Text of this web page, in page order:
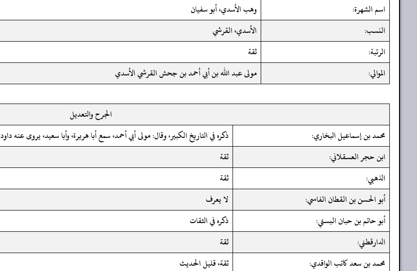
اسم الشهرة:
وهب الأسدي، أبو سفيان
النسب:
الأسدي، القرشي
الرتبة:
ثقة
الموالي:
مولى عبد الله بن أبي أحمد بن جحش القرشي الأسدي
الجرح والتعديل
محمد بن إسماعيل البخاري:
ذكره في التاريخ الكبير، وقال: مولى أبي أحمد، سمع أبا هريرة، وأبا سعيد، يروى عنه داود
ابن حجر العسقلاني:
ثقة
الذهبي:
ثقة
أبو الحسن بن القطان الفاسي:
لا يعرف
أبو حاتم بن حبان البستي:
ذكره في الثقات
الدارقطني:
ثقة
محمد بن سعد كاتب الواقدي:
ثقة، قليل الحديث